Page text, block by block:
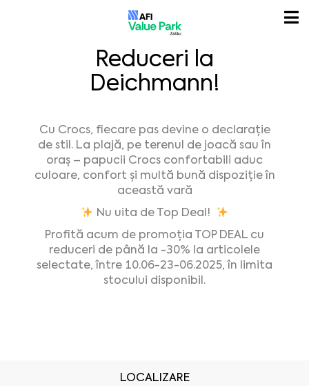
Reduceri la
Deichmann!
Cu Crocs, fiecare pas devine o declarație
de stil. La plajă, pe terenul de joacă sau în
oraș – papucii Crocs confortabili aduc
culoare, confort și multă bună dispoziție în
această vară
Nu uita de Top Deal!
Profită acum de promoția TOP DEAL cu
reduceri de până la -30% la articolele
selectate, între 10.06-23-06.2025, în limita
stocului disponibil.
LOCALIZARE